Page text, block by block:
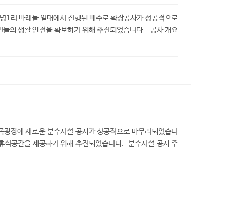
1리 바래들 일대에서 진행된 배수로 확장공사가 성공적으로
의 생활 안전을 확보하기 위해 추진되었습니다. 공사 개요
장에 새로운 분수시설 공사가 성공적으로 마무리되었습니
식공간을 제공하기 위해 추진되었습니다. 분수시설 공사 주